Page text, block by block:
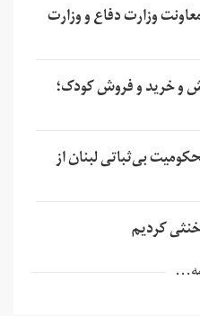
وزارت دفاع و وزارت
و خرید و فروش کودک؛
بی‌ثباتی لبنان از
کردیم